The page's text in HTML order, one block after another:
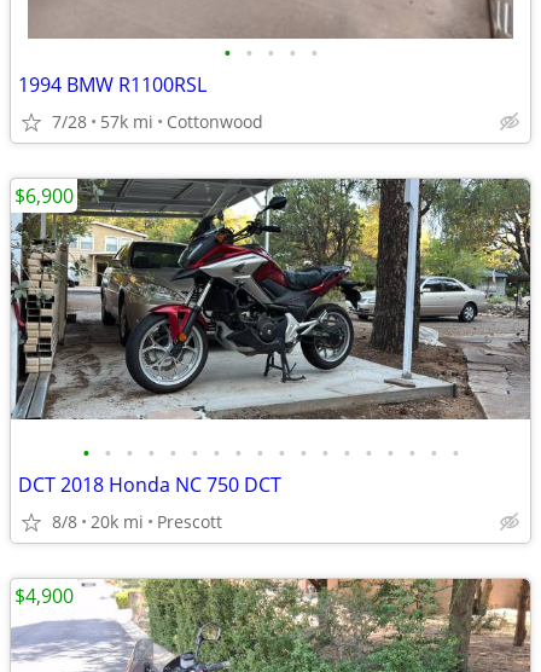
• • • • •
1994 BMW R1100RSL
7/28 57k mi Cottonwood
• • • • • • • • • • • • • • • • • •
DCT 2018 Honda NC 750 DCT
8/8 20k mi Prescott
$6,900
$4,900